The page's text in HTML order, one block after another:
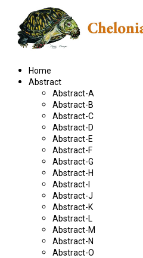
Home
Abstract
Abstract-A
Abstract-B
Abstract-C
Abstract-D
Abstract-E
Abstract-F
Abstract-G
Abstract-H
Abstract-I
Abstract-J
Abstract-K
Abstract-L
Abstract-M
Abstract-N
Abstract-O